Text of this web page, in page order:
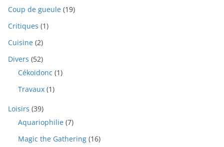
Coup de gueule (19)
Critiques (1)
Cuisine (2)
Divers (52)
Cékoidonc (1)
Travaux (1)
Loisirs (39)
Aquariophilie (7)
Magic the Gathering (16)